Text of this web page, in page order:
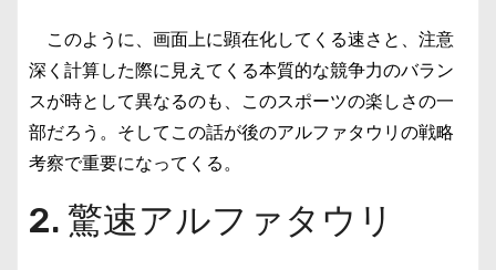
このように、画面上に顕在化してくる速さと、注意
深く計算した際に見えてくる本質的な競争力のバラン
スが時として異なるのも、このスポーツの楽しさの一
部だろう。そしてこの話が後のアルファタウリの戦略
考察で重要になってくる。
2. 驚速アルファタウリ